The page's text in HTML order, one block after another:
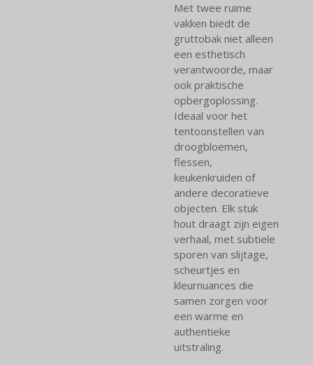
Met twee ruime
vakken biedt de
gruttobak niet alleen
een esthetisch
verantwoorde, maar
ook praktische
opbergoplossing.
Ideaal voor het
tentoonstellen van
droogbloemen,
flessen,
keukenkruiden of
andere decoratieve
objecten. Elk stuk
hout draagt zijn eigen
verhaal, met subtiele
sporen van slijtage,
scheurtjes en
kleurnuances die
samen zorgen voor
een warme en
authentieke
uitstraling.